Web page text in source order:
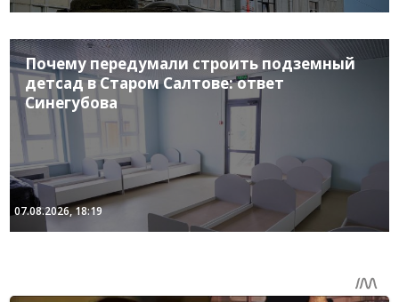
Почему передумали строить подземный
детсад в Старом Салтове: ответ
Синегубова
07.08.2026, 18:19